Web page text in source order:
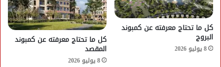
كل ما تحتاج معرفته عن كمبوند
البروج
8 يوليو 2026
كل ما تحتاج معرفته عن كمبوند
المقصد
8 يوليو 2026